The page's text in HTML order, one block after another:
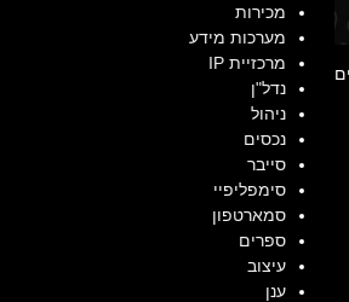
מכירות
מערכות מידע
מרכזיית IP
נדל"ן
ניהול
נכסים
סייבר
סימפליפיי
סמארטפון
ספרים
עיצוב
ענן